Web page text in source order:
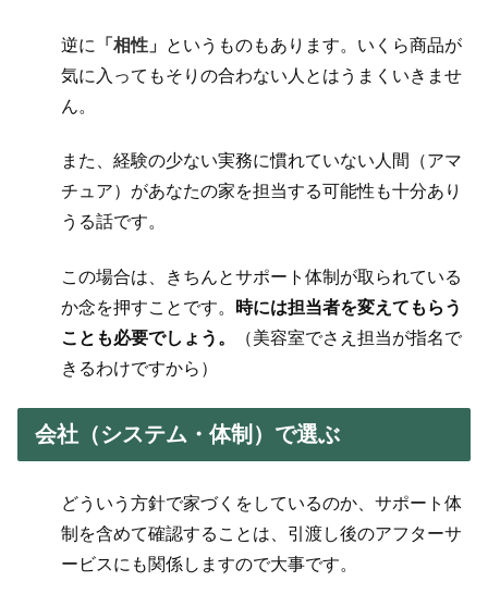
逆に 「相性」
というものもあります。いくら商品が
気に入ってもそりの合わない人とはうまくいきませ
ん。
また、 経験の少ない実務に慣れていない人間（アマ
チュア）があなたの家を担当する可能性 も十分あり
うる話です。
この場合は、きちんとサポート体制が取られている
か念を押すことです。
時には担当者を変えてもらう
ことも必要でしょう。
（美容室でさえ担当が指名で
きるわけですから）
会社（システム・体制）で選ぶ
どういう方針で家づくをしているのか、サポート体
制を含めて確認することは、引渡し後のアフターサ
ービスにも関係しますので大事です。